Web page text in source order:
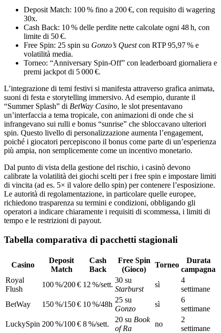
Deposit Match: 100 % fino a 200 €, con requisito di wagering
30x.
Cash Back: 10 % delle perdite nette calcolate ogni 48 h, con
limite di 50 €.
Free Spin: 25 spin su Gonzo’s Questcon RTP 95,97 % e
volatilità media.
Torneo: “Anniversary Spin‑Off” con leaderboard giornaliera e
premi jackpot di 5 000 €.
L’integrazione di temi festivi si manifesta attraverso grafica animata,
suoni di festa e storytelling immersivo. Ad esempio, durante il
“Summer Splash” di BetWay Casino, le slot presentavano
un’interfaccia a tema tropicale, con animazioni di onde che si
infrangevano sui rulli e bonus “sunrise” che sbloccavano ulteriori
spin. Questo livello di personalizzazione aumenta l’engagement,
poiché i giocatori percepiscono il bonus come parte di un’esperienza
più ampia, non semplicemente come un incentivo monetario.
Dal punto di vista della gestione del rischio, i casinò devono
calibrate la volatilità dei giochi scelti per i free spin e impostare limiti
di vincita (ad es. 5× il valore dello spin) per contenere l’esposizione.
Le autorità di regolamentazione, in particolare quelle europee,
richiedono trasparenza su termini e condizioni, obbligando gli
operatori a indicare chiaramente i requisiti di scommessa, i limiti di
tempo e le restrizioni di payout.
Tabella comparativa di pacchetti stagionali
Casino
Deposit
Match
Cash
Back
Free Spin
(Gioco)
Torneo
Durata
campagna
Royal
Flush
100 %/200 € 12 %/sett.
30 su
Starburst
sì
4
settimane
BetWay
150 %/150 € 10 %/48h
25 su
Gonzo
sì
6
settimane
LuckySpin 200 %/100 € 8 %/sett.
20 su Book
of Ra
no
2
settimane